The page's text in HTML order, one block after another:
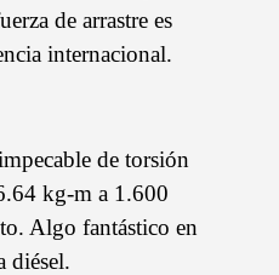
de arrastre es
internacional.
de torsión
kg-m a 1.600
Algo fantástico en
diésel.